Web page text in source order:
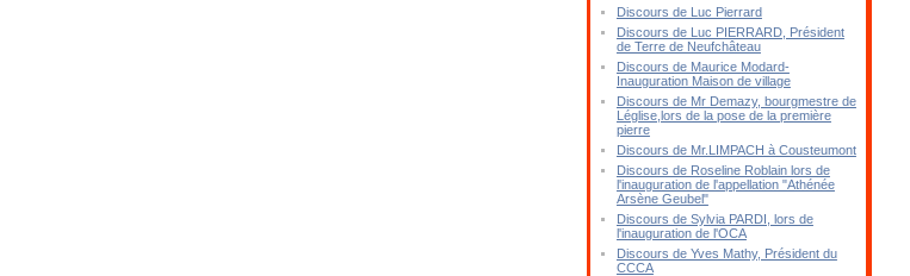
Discours de Luc Pierrard
Discours de Luc PIERRARD, Président
de Terre de Neufchâteau
Discours de Maurice Modard-
Inauguration Maison de village
Discours de Mr Demazy, bourgmestre de
Léglise,lors de la pose de la première
pierre
Discours de Mr.LIMPACH à Cousteumont
Discours de Roseline Roblain lors de
l'inauguration de l'appellation "Athénée
Arsène Geubel"
Discours de Sylvia PARDI, lors de
l'inauguration de l'OCA
Discours de Yves Mathy, Président du
CCCA